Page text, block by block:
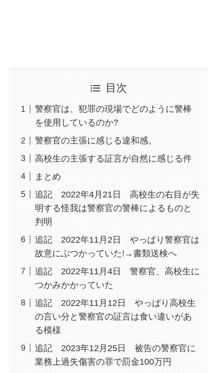
目次
警察官は、犯罪の現場でどのように警棒
を使用しているのか?
警察官の主張に感じる違和感。
高校生の主張する証言が自然に感じる件
まとめ
追記 2022年4月21日 高校生の右目が失
明する怪我は警察官の警棒によるものと
判明
追記 2022年11月2日 やっぱり警察官は
故意にぶつかっていた!→書類送検へ
追記 2022年11月4日 警察官、高校生に
つかみかかっていた
追記 2022年11月12日 やっぱり高校生
の言い分と警察官の証言は食い違いがあ
る模様
追記 2023年12月25日 被告の警察官に
業務上過失傷害の罪で罰金100万円